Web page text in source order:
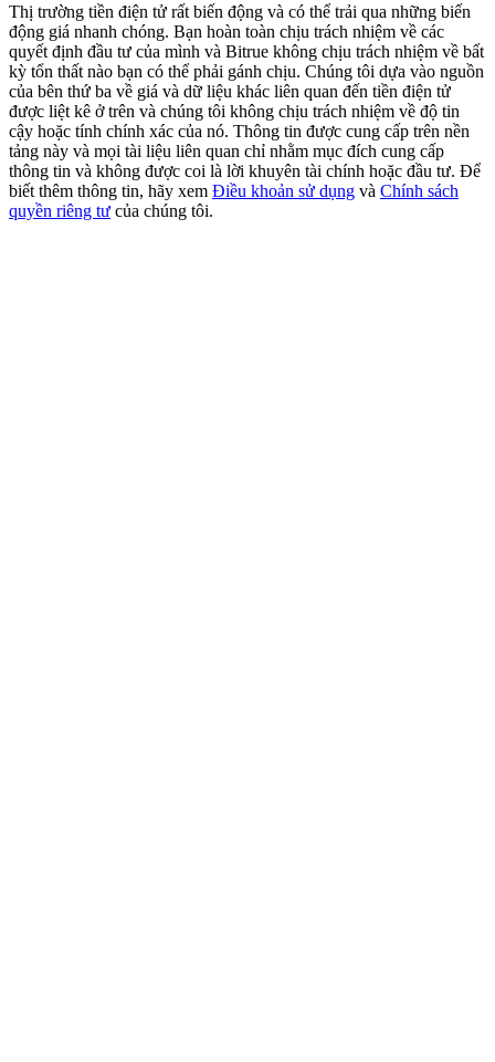
Exclusive for BitMart Users
Register & Trade to Win 500,000 USDT
Precious Metals Trading Carnival
Trade Gold & Silver · 33,333 USDT Bonus
Thị trường tiền điện tử rất biến động và có thể trải qua những biến
động giá nhanh chóng. Bạn hoàn toàn chịu trách nhiệm về các
quyết định đầu tư của mình và Bitrue không chịu trách nhiệm về bất
kỳ tổn thất nào bạn có thể phải gánh chịu. Chúng tôi dựa vào nguồn
của bên thứ ba về giá và dữ liệu khác liên quan đến tiền điện tử
được liệt kê ở trên và chúng tôi không chịu trách nhiệm về độ tin
cậy hoặc tính chính xác của nó. Thông tin được cung cấp trên nền
tảng này và mọi tài liệu liên quan chỉ nhằm mục đích cung cấp
thông tin và không được coi là lời khuyên tài chính hoặc đầu tư. Để
biết thêm thông tin, hãy xem Điều khoản sử dụng và Chính sách
quyền riêng tư của chúng tôi.